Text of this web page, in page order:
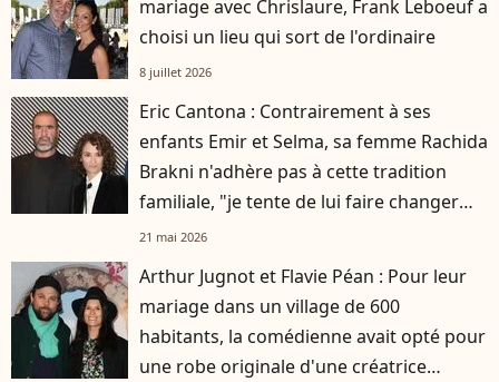
mariage avec Chrislaure, Frank Leboeuf a
choisi un lieu qui sort de l'ordinaire
8 juillet 2026
Eric Cantona : Contrairement à ses
enfants Emir et Selma, sa femme Rachida
Brakni n'adhère pas à cette tradition
familiale, "je tente de lui faire changer
d'avis"
21 mai 2026
Arthur Jugnot et Flavie Péan : Pour leur
mariage dans un village de 600
habitants, la comédienne avait opté pour
une robe originale d'une créatrice